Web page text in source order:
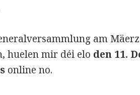
am
huelen mir déi elo den 11.
online no.